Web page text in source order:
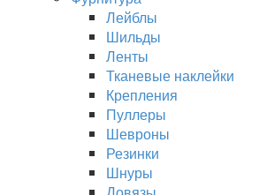
Лейблы
Шильды
Ленты
Тканевые наклейки
Крепления
Пуллеры
Шевроны
Резинки
Шнуры